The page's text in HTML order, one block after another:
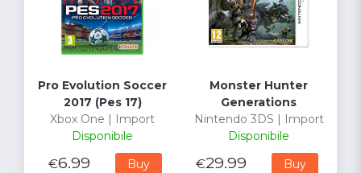
Pro Evolution Soccer
2017 (Pes 17)
Xbox One | Import
Disponibile
€6.99 Buy
Monster Hunter
Generations
Nintendo 3DS | Import
Disponibile
€29.99 Buy